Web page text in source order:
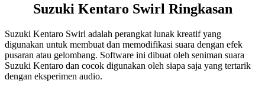
Suzuki Kentaro Swirl Ringkasan
Suzuki Kentaro Swirl adalah perangkat lunak kreatif yang
digunakan untuk membuat dan memodifikasi suara dengan efek
pusaran atau gelombang. Software ini dibuat oleh seniman suara
Suzuki Kentaro dan cocok digunakan oleh siapa saja yang tertarik
dengan eksperimen audio.